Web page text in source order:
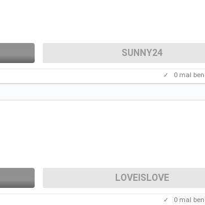
SUNNY24
✓ 0 mal
LOVEISLOVE
✓ 0 mal